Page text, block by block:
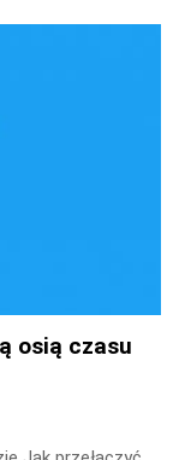
osią czasu